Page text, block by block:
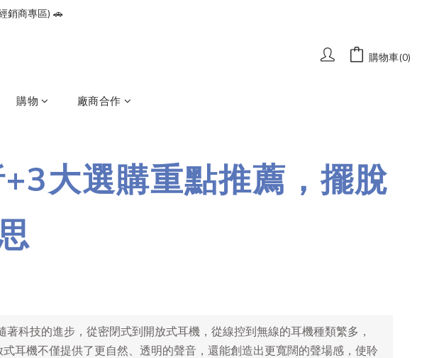
$100 折價券🔥
銷商專區) 🚗
$100 折價券🔥
購物車(0)
購物 廠商合作
大選購重點推薦，擺脫
科技的進步，從密閉式到開放式耳機，從線控到無線的耳機種類繁多，
耳機不僅提供了更自然、透明的聲音，還能創造出更寬闊的聲場感，使聆